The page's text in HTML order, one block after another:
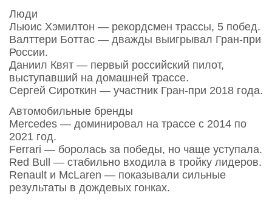
Люди
Льюис Хэмилтон — рекордсмен трассы, 5 побед.
Валттери Боттас — дважды выигрывал Гран‑при
России.
Даниил Квят — первый российский пилот,
выступавший на домашней трассе.
Сергей Сироткин — участник Гран‑при 2018 года.
Автомобильные бренды
Mercedes — доминировал на трассе с 2014 по
2021 год.
Ferrari — боролась за победы, но чаще уступала.
Red Bull — стабильно входила в тройку лидеров.
Renault и McLaren — показывали сильные
результаты в дождевых гонках.